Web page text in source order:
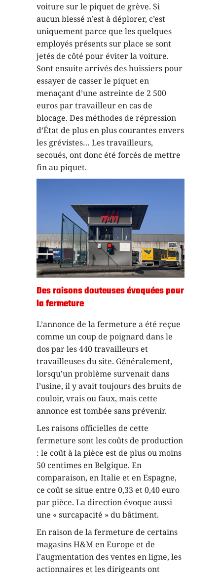
voiture sur le piquet de grève. Si
aucun blessé n’est à déplorer, c’est
uniquement parce que les quelques
employés présents sur place se sont
jetés de côté pour éviter la voiture.
Sont ensuite arrivés des huissiers pour
essayer de casser le piquet en
menaçant d’une astreinte de 2 500
euros par travailleur en cas de
blocage. Des méthodes de répression
d’État de plus en plus courantes envers
les grévistes… Les travailleurs,
secoués, ont donc été forcés de mettre
fin au piquet.
Des raisons douteuses évoquées pour
la fermeture
L’annonce de la fermeture a été reçue
comme un coup de poignard dans le
dos par les 440 travailleurs et
travailleuses du site. Généralement,
lorsqu’un problème survenait dans
l’usine, il y avait toujours des bruits de
couloir, vrais ou faux, mais cette
annonce est tombée sans prévenir.
Les raisons officielles de cette
fermeture sont les coûts de production
: le coût à la pièce est de plus ou moins
50 centimes en Belgique. En
comparaison, en Italie et en Espagne,
ce coût se situe entre 0,33 et 0,40 euro
par pièce. La direction évoque aussi
une « surcapacité » du bâtiment.
En raison de la fermeture de certains
magasins H&M en Europe et de
l’augmentation des ventes en ligne, les
actionnaires et les dirigeants ont